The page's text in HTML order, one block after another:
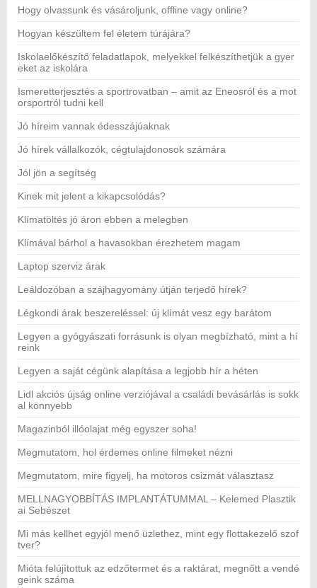
Hogy olvassunk és vásároljunk, offline vagy online?
Hogyan készültem fel életem túrájára?
Iskolaelőkészítő feladatlapok, melyekkel felkészíthetjük a gyer
eket az iskolára
Ismeretterjesztés a sportrovatban – amit az Eneosról és a mot
orsportról tudni kell
Jó híreim vannak édesszájúaknak
Jó hírek vállalkozók, cégtulajdonosok számára
Jól jön a segítség
Kinek mit jelent a kikapcsolódás?
Klímatöltés jó áron ebben a melegben
Klímával bárhol a havasokban érezhetem magam
Laptop szerviz árak
Leáldozóban a szájhagyomány útján terjedő hírek?
Légkondi árak beszereléssel: új klímát vesz egy barátom
Legyen a gyógyászati forrásunk is olyan megbízható, mint a hí
reink
Legyen a saját cégünk alapítása a legjobb hír a héten
Lidl akciós újság online verziójával a családi bevásárlás is sokk
al könnyebb
Magazinból illóolajat még egyszer soha!
Megmutatom, hol érdemes online filmeket nézni
Megmutatom, mire figyelj, ha motoros csizmát választasz
MELLNAGYOBBÍTÁS IMPLANTÁTUMMAL – Kelemed Plasztik
ai Sebészet
Mi más kellhet egyjól menő üzlethez, mint egy flottakezelő szof
tver?
Mióta felújítottuk az edzőtermet és a raktárat, megnőtt a vendé
geink száma